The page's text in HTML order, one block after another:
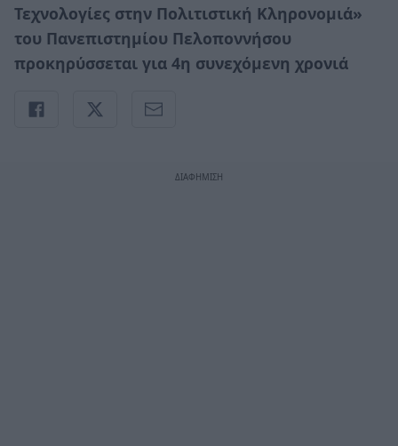
Τεχνολογίες στην Πολιτιστική Κληρονομιά»
του Πανεπιστημίου Πελοποννήσου
προκηρύσσεται για 4η συνεχόμενη χρονιά